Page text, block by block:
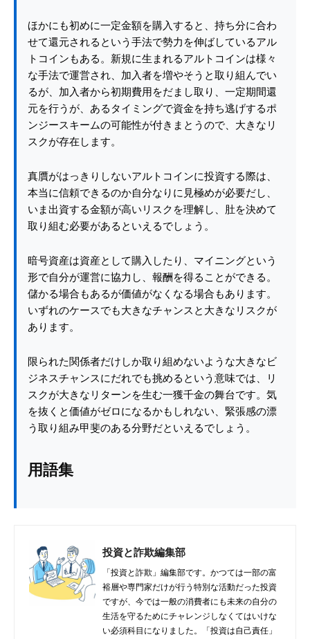
ほかにも初めに一定金額を購入すると、持ち分に合わ
せて還元されるという手法で勢力を伸ばしているアル
トコインもある。新規に生まれるアルトコインは様々
な手法で運営され、加入者を増やそうと取り組んでい
るが、加入者から初期費用をだまし取り、一定期間還
元を行うが、あるタイミングで資金を持ち逃げするポ
ンジースキームの可能性が付きまとうので、大きなリ
スクが存在します。
真贋がはっきりしないアルトコインに投資する際は、
本当に信頼できるのか自分なりに見極めが必要だし、
いま出資する金額が高いリスクを理解し、肚を決めて
取り組む必要があるといえるでしょう。
暗号資産は資産として購入したり、マイニングという
形で自分が運営に協力し、報酬を得ることができる。
儲かる場合もあるが価値がなくなる場合もあります。
いずれのケースでも大きなチャンスと大きなリスクが
あります。
限られた関係者だけしか取り組めないような大きなビ
ジネスチャンスにだれでも挑めるという意味では、リ
スクが大きなリターンを生む一獲千金の舞台です。気
を抜くと価値がゼロになるかもしれない、緊張感の漂
う取り組み甲斐のある分野だといえるでしょう。
用語集
投資と詐欺編集部
「投資と詐欺」編集部です。かつては一部の富
裕層や専門家だけが行う特別な活動だった投資
ですが、今では一般の消費者にも未来の自分の
生活を守るためにチャレンジしなくてはいけな
い必須科目になりました。「投資は自己責任」